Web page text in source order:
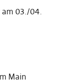
03./04.
Main